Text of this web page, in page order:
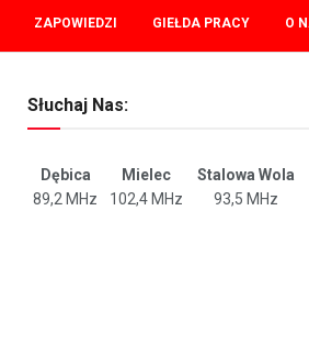
ZAPOWIEDZI GIEŁDA PRACY O
Słuchaj Nas:
Dębica Mielec Stalowa Wola
89,2 MHz
102,4 MHz 93,5 MHz